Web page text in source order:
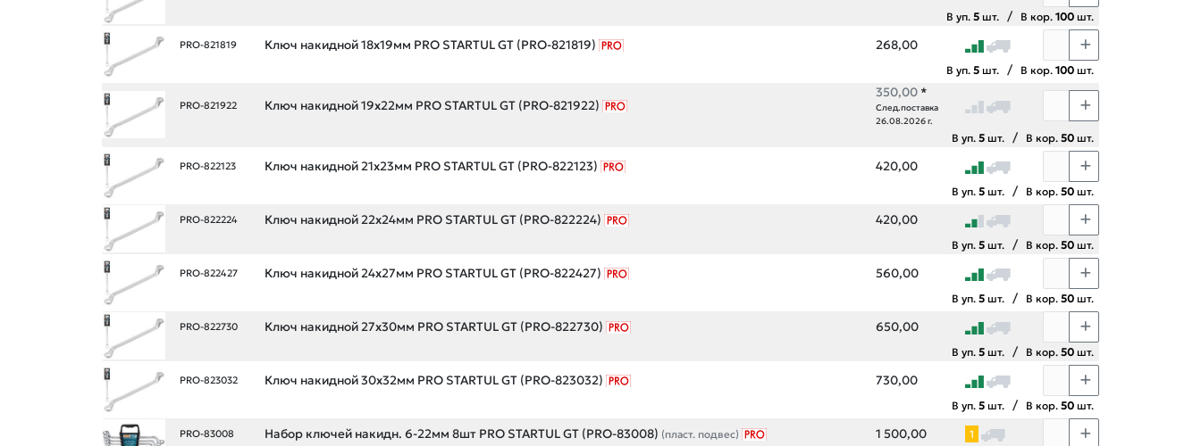
В уп. 5 шт. / В кор. 100 шт.
PRO-821819 Ключ накидной 18x19мм PRO STARTUL GT (PRO-821819) 268,00
В уп. 5 шт. / В кор. 100 шт.
PRO-821922 Ключ накидной 19x22мм PRO STARTUL GT (PRO-821922)
350,00 *
След.поставка
26.08.2026 г.
В уп. 5 шт. / В кор. 50 шт.
PRO-822123 Ключ накидной 21x23мм PRO STARTUL GT (PRO-822123) 420,00
В уп. 5 шт. / В кор. 50 шт.
PRO-822224 Ключ накидной 22x24мм PRO STARTUL GT (PRO-822224) 420,00
В уп. 5 шт. / В кор. 50 шт.
PRO-822427 Ключ накидной 24x27мм PRO STARTUL GT (PRO-822427) 560,00
В уп. 5 шт. / В кор. 50 шт.
PRO-822730 Ключ накидной 27x30мм PRO STARTUL GT (PRO-822730) 650,00
В уп. 5 шт. / В кор. 50 шт.
PRO-823032 Ключ накидной 30x32мм PRO STARTUL GT (PRO-823032) 730,00
В уп. 5 шт. / В кор. 50 шт.
PRO-83008 Набор ключей накидн. 6-22мм 8шт PRO STARTUL GT (PRO-83008) (пласт. подвес) 1 500,00 1